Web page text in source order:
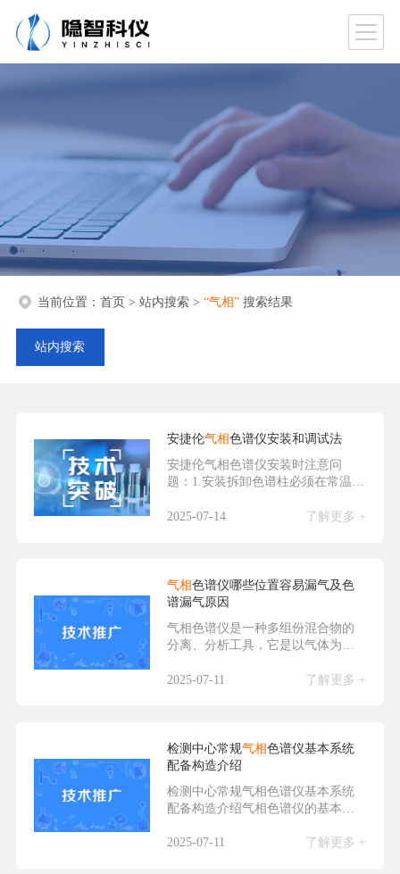
当前位置： 首页 > 站内搜索> “气相” 搜索结果
站内搜索
安捷伦气相色谱仪安装和调试法
安捷伦气相色谱仪安装时注意问
题：1.安装拆卸色谱柱必须在常温
2025-07-14
了解更多 +
气相色谱仪哪些位置容易漏气及色
谱漏气原因
气相色谱仪是一种多组份混合物的
分离、分析工具，它是以气体为流
2025-07-11
了解更多 +
检测中心常规气相色谱仪基本系统
配备构造介绍
检测中心常规气相色谱仪基本系统
配备构造介绍气相色谱仪的基本构
2025-07-11
了解更多 +